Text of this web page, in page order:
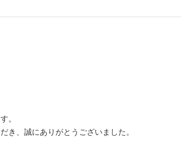
。
き、誠にありがとうございました。